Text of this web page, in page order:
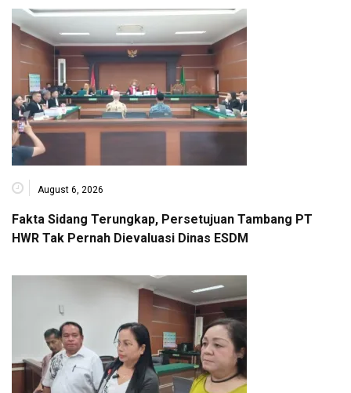
August 6, 2026
Fakta Sidang Terungkap, Persetujuan Tambang PT
HWR Tak Pernah Dievaluasi Dinas ESDM